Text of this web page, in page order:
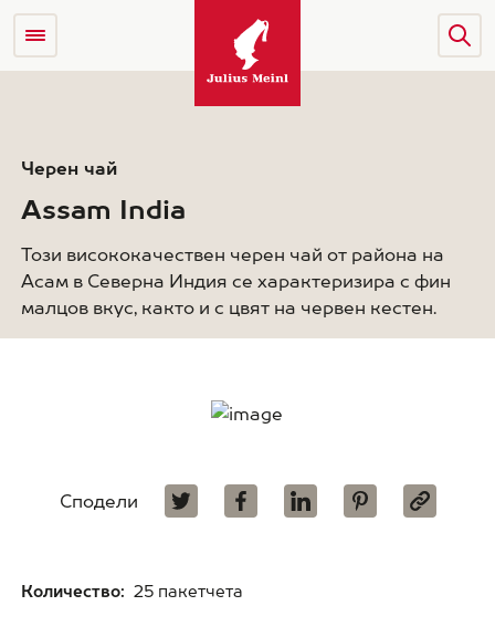
Черен чай
Assam India
Този висококачествен черен чай от района на
Асам в Северна Индия се характеризира с фин
малцов вкус, както и с цвят на червен кестен.
Сподели
Количество: 25 пакетчета